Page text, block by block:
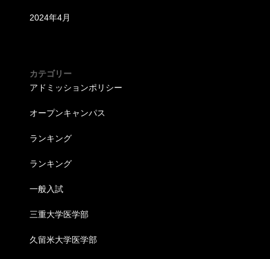
2024年4月
カテゴリー
アドミッションポリシー
オープンキャンパス
ランキング
ランキング
一般入試
三重大学医学部
久留米大学医学部